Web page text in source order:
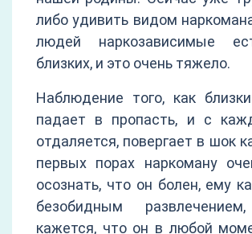
либо удивить видом
людей наркозависимые
близких, и это очень тяжело.
Наблюдение того, как
падает в пропасть, и с
отдаляется, повергает в шок
первых порах наркоману
осознать, что он болен, ему
безобидным
кажется, что он в любой